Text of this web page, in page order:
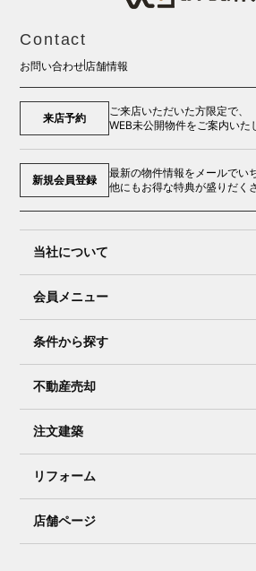
Contact
お問い合わせ 店舗情報
来店予約
ご来店いただいた方限定で、
WEB未公開物件をご案内いた
新規会員登録
最新の物件情報をメールでい
他にもお得な特典が盛りだく
当社について
会員メニュー
条件から探す
不動産売却
注文建築
リフォーム
店舗ページ